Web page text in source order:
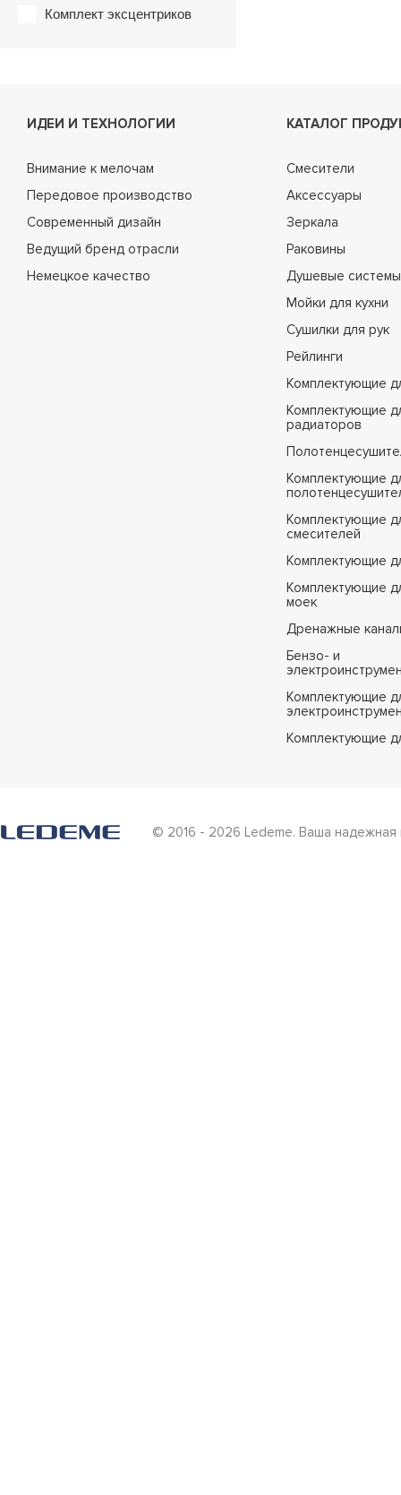
Комплект эксцентриков
ИДЕИ И ТЕХНОЛОГИИ
Внимание к мелочам
Передовое производство
Современный дизайн
Ведущий бренд отрасли
Немецкое качество
КАТАЛОГ
Смесители
Аксессуары
Зеркала
Раковины
Душевые системы
Мойки для кухни
Сушилки для рук
Рейлинги
Комплектующие
Комплектующие
радиаторов
Комплектующие
Комплектующие
смесителей
Комплектующие
Комплектующие
моек
Дренажные
Бензо- и
Комплектующие
Комплектующие
© 2016 - 2026 Ledeme. Ваша